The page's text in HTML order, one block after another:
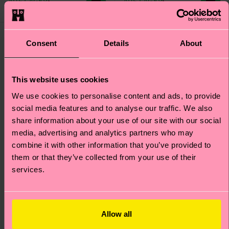
Consent Details About
This website uses cookies
We use cookies to personalise content and ads, to provide
social media features and to analyse our traffic. We also
share information about your use of our site with our social
media, advertising and analytics partners who may
combine it with other information that you’ve provided to
them or that they’ve collected from your use of their
services.
Allow all
BIOBAUMWOLLE
BIOBAUMWOLLE
Special
Edition
The Smurfs 2-Pack
Special
Edition
MARVEL™ Spider-Man
3-Pack Socks Gift Set